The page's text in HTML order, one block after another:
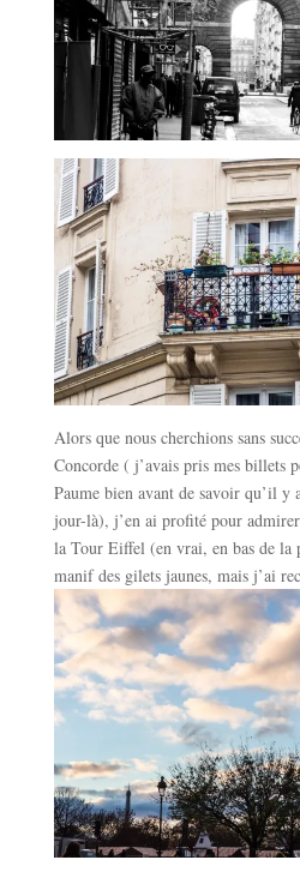
Alors que nous cherchions sans
Concorde ( j’avais pris mes billets
Paume bien avant de savoir qu’il y
jour-là), j’en ai profité pour
la Tour Eiffel (en vrai, en bas de
manif des gilets jaunes, mais j’ai